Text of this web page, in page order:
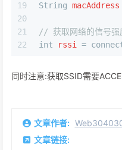
19
20
21
22
String macAddress
// 获取网络的信号强
int
rssi =
同时注意:获取SSID需要
文章作者:
文章链接: